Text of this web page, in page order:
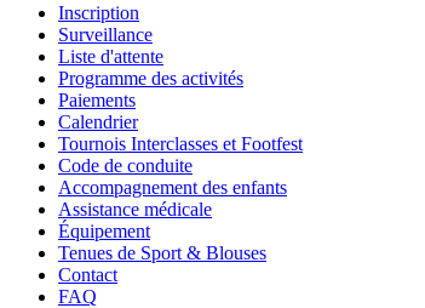
Inscription
Surveillance
Liste d'attente
Programme des activités
Paiements
Calendrier
Tournois Interclasses et Footfest
Code de conduite
Accompagnement des enfants
Assistance médicale
Équipement
Tenues de Sport & Blouses
Contact
FAQ